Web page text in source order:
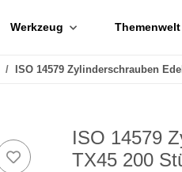
Werkzeug Themenwelt
ISO 14579 Zylinderschrauben
ISO 14579
TX45 200